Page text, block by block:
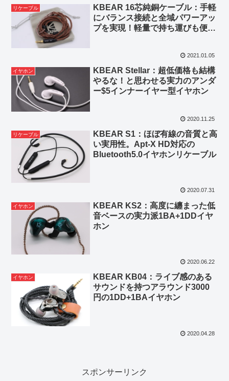
リケーブル
KBEAR 16芯純銅ケーブル：手軽
にバランス接続と全域パワーアッ
プを実現！軽量で持ち運びも便利
2021.01.05
イヤホン
KBEAR Stellar：超低価格も結構
やるな！と思わせる実力のアンダ
ー$5インナーイヤー型イヤホン
2020.11.25
リケーブル
KBEAR S1：ほぼ有線の音質と高
い実用性。Apt-X HD対応の
Bluetooth5.0イヤホンリケーブル
2020.07.31
イヤホン
KBEAR KS2：高度に纏まった低
音ベースの実力派1BA+1DDイヤ
ホン
2020.06.22
イヤホン
KBEAR KB04：ライブ感のある
サウンドを持つアラウンド3000
円の1DD+1BAイヤホン
2020.04.28
スポンサーリンク